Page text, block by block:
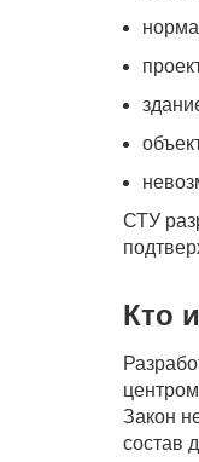
СТУ
Кто
Закон
состав